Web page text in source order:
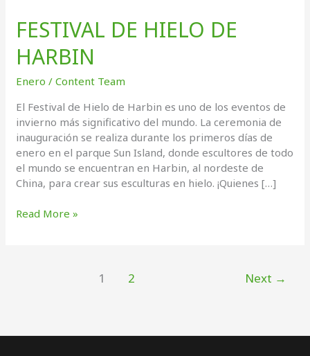
FESTIVAL DE HIELO DE
HARBIN
Enero /Content Team
El Festival de Hielo de Harbin es uno de los eventos de
invierno más significativo del mundo. La ceremonia de
inauguración se realiza durante los primeros días de
enero en el parque Sun Island, donde escultores de todo
el mundo se encuentran en Harbin, al nordeste de
China, para crear sus esculturas en hielo. ¡Quienes […]
FESTIVAL
Read More »
1 2 Next →